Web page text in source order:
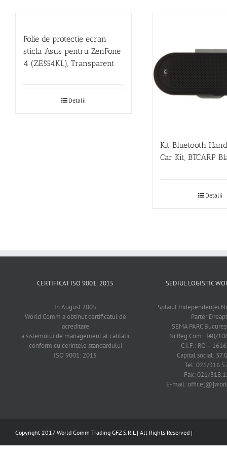
Folie de protectie ecran
sticla Asus pentru ZenFone
4 (ZE554KL), Transparent
Detalii
Kit Bluetooth
Car Kit, BTCARP
Detalii
CERTIFICAT ISO 9001: 2015
In August 2005
World Comm a obtinut certificatul de
acreditare
a sistemului de management al calitatii
conform cu cerintele standardului
ISO 9001: 2015
SEDIUL LOGISTIC
Splaiul Independenţei
Parter
SEMA PARC
Nr.Reg.Com.: J40/
C.I.F.: RO –
Capital social:
Tel: 021/
Fax: 021/
E-mail:
Copyright 2017 World Comm Trading GFZ S.R.L | All Rights Reserved |